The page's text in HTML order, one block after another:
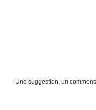
Une suggestion, un